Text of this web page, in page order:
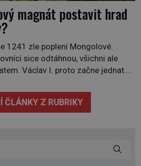
magnát postavit hrad
1241 zle poplení Mongolové.
sice odtáhnou, všichni ale
Václav I. proto začne jednat.
král Václav I. (1205–1253)
mají posílit obranu jeho království.
ČLÁNKY Z RUBRIKY